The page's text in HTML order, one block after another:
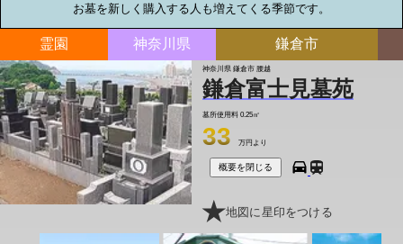
お墓を新しく購入する人も増えてくる季節です。
霊園 神奈川県 鎌倉市
神奈川県 鎌倉市 腰越
鎌倉富士見墓苑
墓所使用料 0.25㎡
33 万円より
概要を閉じる
地図に星印をつける